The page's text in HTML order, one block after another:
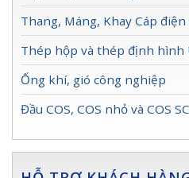
Thang, Máng, Khay Cáp
Thép hộp và thép định hình
Ống khí, gió công nghiệp
Đầu COS, COS nhỏ và COS SC